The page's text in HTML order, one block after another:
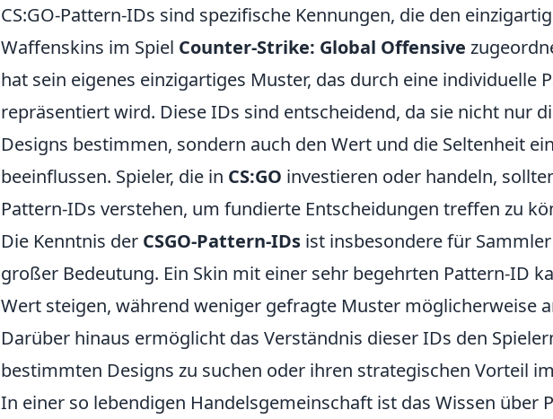
CS:GO-Pattern-IDs sind spezifische Kennungen, die den
Waffenskins im Spiel Counter-Strike: Global Offensive
hat sein eigenes einzigartiges Muster, das durch eine individuelle
repräsentiert wird. Diese IDs sind entscheidend, da sie nicht nur
Designs bestimmen, sondern auch den Wert und die Seltenheit
beeinflussen. Spieler, die in CS:GO investieren oder handeln,
Pattern-IDs verstehen, um fundierte Entscheidungen treffen zu
Die Kenntnis der CSGO-Pattern-IDs ist insbesondere für
großer Bedeutung. Ein Skin mit einer sehr begehrten Pattern-ID
Wert steigen, während weniger gefragte Muster möglicherweise
Darüber hinaus ermöglicht das Verständnis dieser IDs den
bestimmten Designs zu suchen oder ihren strategischen Vorteil
In einer so lebendigen Handelsgemeinschaft ist das Wissen über